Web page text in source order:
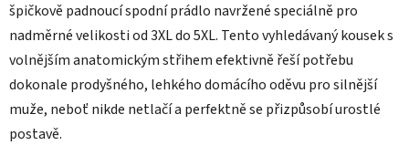
špičkově padnoucí spodní prádlo navržené speciálně pro
nadměrné velikosti od 3XL do 5XL. Tento vyhledávaný kousek s
volnějším anatomickým střihem efektivně řeší potřebu
dokonale prodyšného, lehkého domácího oděvu pro silnější
muže, neboť nikde netlačí a perfektně se přizpůsobí urostlé
postavě.